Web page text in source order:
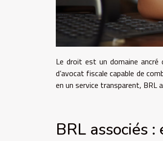
Le droit est un domaine ancré
d’avocat fiscale capable de
en un service transparent, BRL
BRL associés